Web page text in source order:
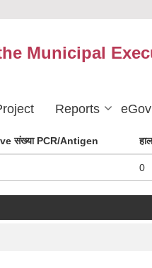
Municipal
Reports
संख्या PCR/Antigen
0